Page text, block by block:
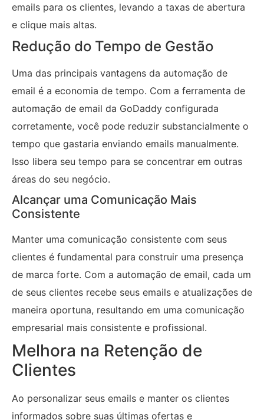
emails para os clientes, levando a taxas de abertura
e clique mais altas.
Redução do Tempo de Gestão
Uma das principais vantagens da automação de
email é a economia de tempo. Com a ferramenta de
automação de email da GoDaddy configurada
corretamente, você pode reduzir substancialmente o
tempo que gastaria enviando emails manualmente.
Isso libera seu tempo para se concentrar em outras
áreas do seu negócio.
Alcançar uma Comunicação Mais
Consistente
Manter uma comunicação consistente com seus
clientes é fundamental para construir uma presença
de marca forte. Com a automação de email, cada um
de seus clientes recebe seus emails e atualizações de
maneira oportuna, resultando em uma comunicação
empresarial mais consistente e profissional.
Melhora na Retenção de
Clientes
Ao personalizar seus emails e manter os clientes
informados sobre suas últimas ofertas e